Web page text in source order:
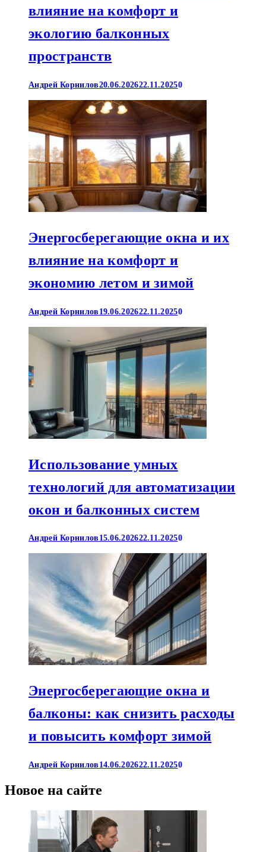
влияние на комфорт и
экологию балконных
пространств
Андрей Корнилов20.06.202622.11.20250
Энергосберегающие окна и их
влияние на комфорт и
экономию летом и зимой
Андрей Корнилов 19.06.202622.11.20250
Использование умных
технологий для автоматизации
окон и балконных систем
Андрей Корнилов 15.06.202622.11.20250
Энергосберегающие окна и
балконы: как снизить расходы
и повысить комфорт зимой
Андрей Корнилов 14.06.202622.11.20250
Новое на сайте